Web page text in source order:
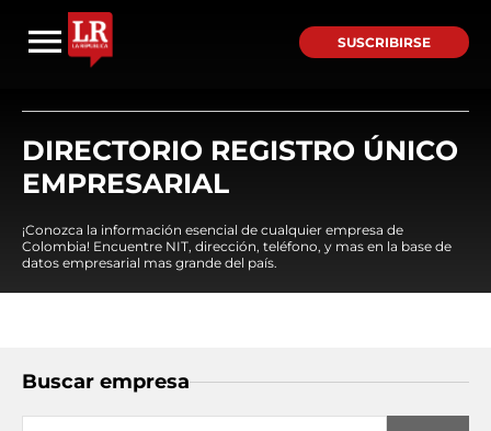
SUSCRIBIRSE
DIRECTORIO REGISTRO ÚNICO
EMPRESARIAL
¡Conozca la información esencial de cualquier empresa de
Colombia! Encuentre NIT, dirección, teléfono, y mas en la base de
datos empresarial mas grande del país.
Buscar empresa